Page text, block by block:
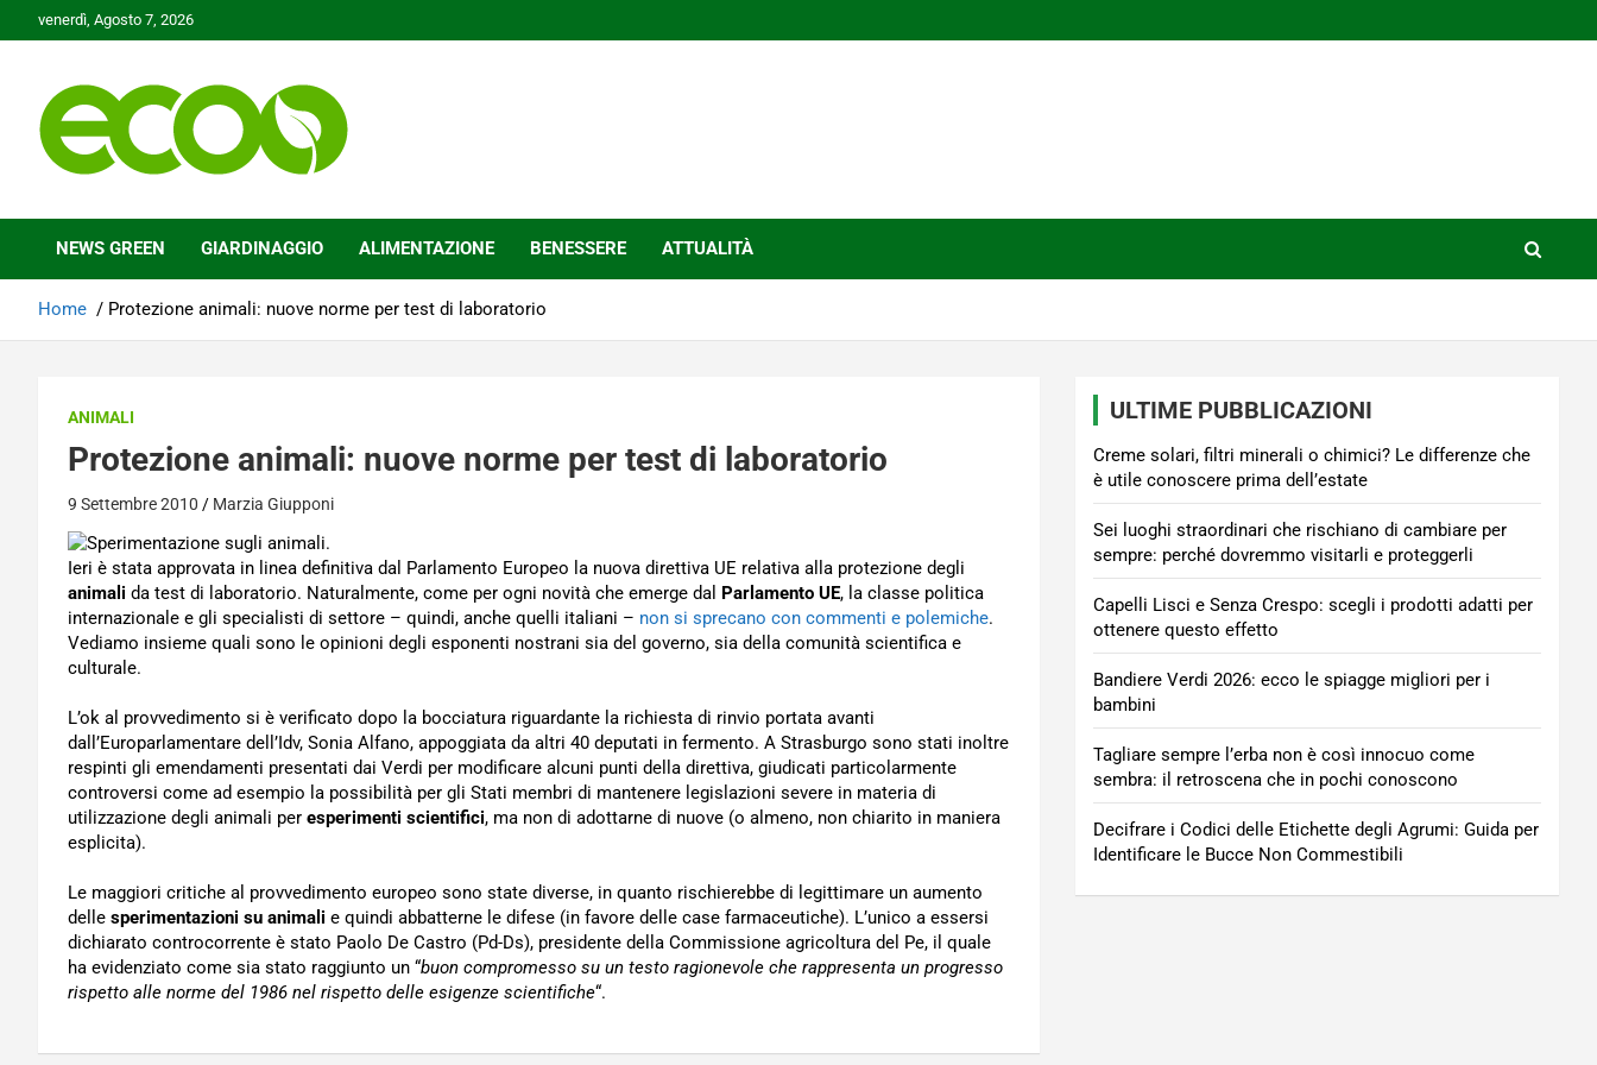
to
venerdì, Agosto 7, 2026
Ecoo.it
NEWS GREEN GIARDINAGGIO ALIMENTAZIONE BENESSERE ATTUALITÀ
Home Protezione animali: nuove norme per test di laboratorio
ANIMALI
Protezione animali: nuove norme per test di laboratorio
9 Settembre 2010 Marzia Giupponi
Ieri è stata approvata in linea definitiva dal Parlamento Europeo la nuova direttiva UE relativa alla protezione degli
animali da test di laboratorio. Naturalmente, come per ogni novità che emerge dal Parlamento UE, la classe politica
internazionale e gli specialisti di settore – quindi, anche quelli italiani – non si sprecano con commenti e polemiche.
Vediamo insieme quali sono le opinioni degli esponenti nostrani sia del governo, sia della comunità scientifica e
culturale.
L’ok al provvedimento si è verificato dopo la bocciatura riguardante la richiesta di rinvio portata avanti
dall’Europarlamentare dell’Idv, Sonia Alfano, appoggiata da altri 40 deputati in fermento. A Strasburgo sono stati inoltre
respinti gli emendamenti presentati dai Verdi per modificare alcuni punti della direttiva, giudicati particolarmente
controversi come ad esempio la possibilità per gli Stati membri di mantenere legislazioni severe in materia di
utilizzazione degli animali per esperimenti scientifici, ma non di adottarne di nuove (o almeno, non chiarito in maniera
esplicita).
Le maggiori critiche al provvedimento europeo sono state diverse, in quanto rischierebbe di legittimare un aumento
delle sperimentazioni su animali e quindi abbatterne le difese (in favore delle case farmaceutiche). L’unico a essersi
dichiarato controcorrente è stato Paolo De Castro (Pd-Ds), presidente della Commissione agricoltura del Pe, il quale
ha evidenziato come sia stato raggiunto un “buon compromesso su un testo ragionevole che rappresenta un progresso
rispetto alle norme del 1986 nel rispetto delle esigenze scientifiche“.
ULTIME PUBBLICAZIONI
Creme solari, filtri minerali o chimici? Le differenze che
è utile conoscere prima dell’estate
Sei luoghi straordinari che rischiano di cambiare per
sempre: perché dovremmo visitarli e proteggerli
Capelli Lisci e Senza Crespo: scegli i prodotti adatti per
ottenere questo effetto
Bandiere Verdi 2026: ecco le spiagge migliori per i
bambini
Tagliare sempre l’erba non è così innocuo come
sembra: il retroscena che in pochi conoscono
Decifrare i Codici delle Etichette degli Agrumi: Guida per
Identificare le Bucce Non Commestibili